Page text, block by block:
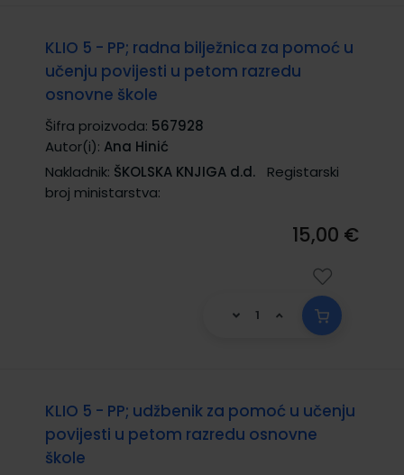
KLIO 5 - PP; radna bilježnica za pomoć u
učenju povijesti u petom razredu
osnovne škole
Šifra proizvoda: 567928
Autor(i): Ana Hinić
Nakladnik: ŠKOLSKA KNJIGA d.d.
Registarski
broj ministarstva:
15,00 €
KLIO 5 - PP; udžbenik za pomoć u učenju
povijesti u petom razredu osnovne
škole